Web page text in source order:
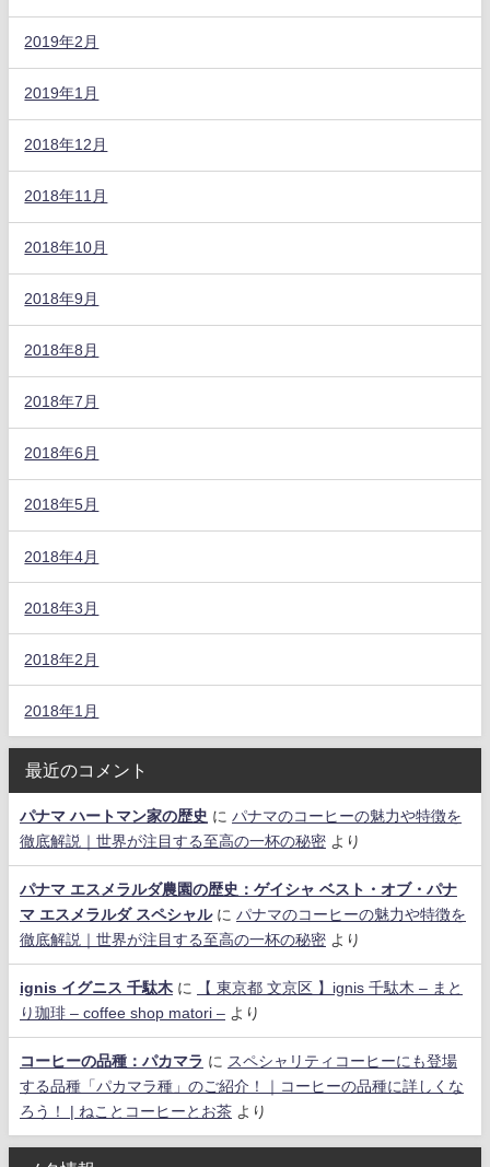
2019年2月
2019年1月
2018年12月
2018年11月
2018年10月
2018年9月
2018年8月
2018年7月
2018年6月
2018年5月
2018年4月
2018年3月
2018年2月
2018年1月
最近のコメント
パナマ ハートマン家の歴史 に パナマのコーヒーの魅力や特徴を
徹底解説｜世界が注目する至高の一杯の秘密 より
パナマ エスメラルダ農園の歴史：ゲイシャ ベスト・オブ・パナ
マ エスメラルダ スペシャルに パナマのコーヒーの魅力や特徴を
徹底解説｜世界が注目する至高の一杯の秘密 より
ignis イグニス 千駄木に
【 東京都 文京区 】ignis 千駄木 – まと
り珈琲 – coffee shop matori – より
コーヒーの品種：パカマラ に スペシャリティコーヒーにも登場
する品種「パカマラ種」のご紹介！｜コーヒーの品種に詳しくな
ろう！ | ねことコーヒーとお茶 より